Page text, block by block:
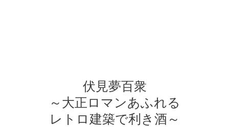
伏見夢百衆
～大正ロマンあふれる
レトロ建築で利き酒～